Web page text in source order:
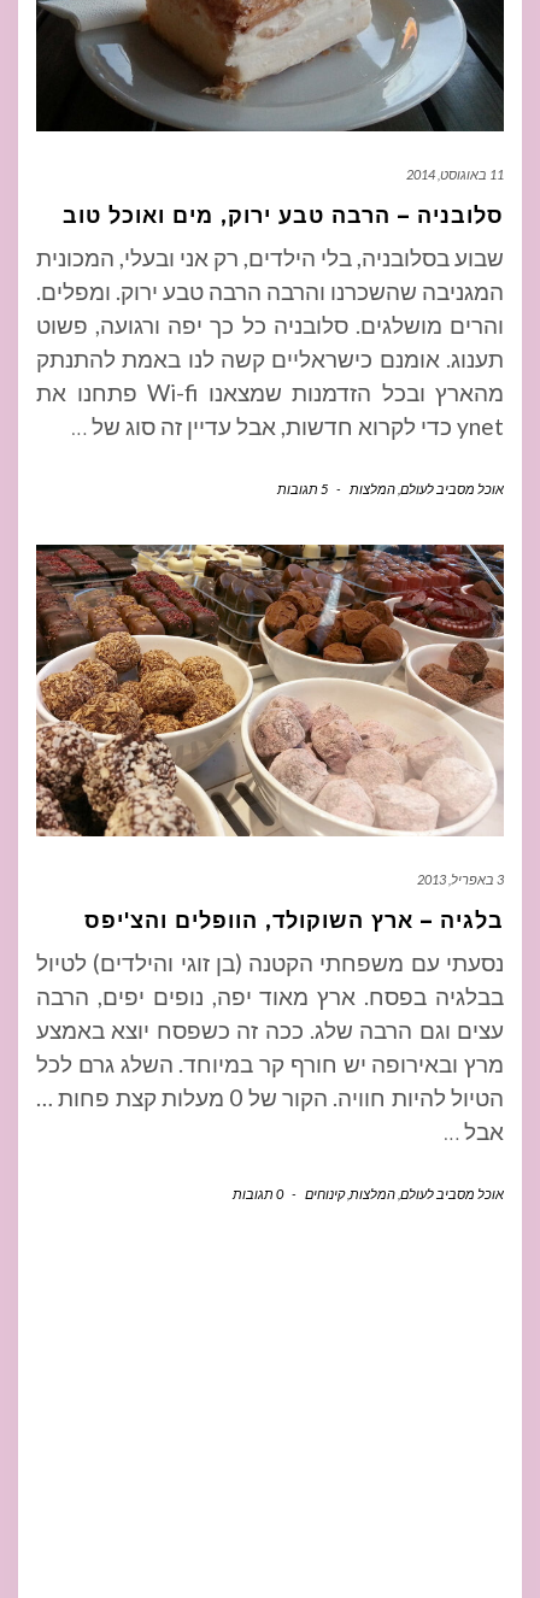
11 באוגוסט, 2014
סלובניה – הרבה טבע ירוק, מים ואוכל טוב
שבוע בסלובניה, בלי הילדים, רק אני ובעלי, המכונית
המגניבה שהשכרנו והרבה הרבה טבע ירוק. ומפלים.
והרים מושלגים. סלובניה כל כך יפה ורגועה, פשוט
תענוג. אומנם כישראליים קשה לנו באמת להתנתק
מהארץ ובכל הזדמנות שמצאנו Wi-fi פתחנו את
ynet כדי לקרוא חדשות, אבל עדיין זה סוג של
…
אוכל מסביב לעולם המלצות - 5 תגובות
3 באפריל, 2013
בלגיה – ארץ השוקולד, הוופלים והצ'יפס
נסעתי עם משפחתי הקטנה (בן זוגי והילדים) לטיול
בבלגיה בפסח. ארץ מאוד יפה, נופים יפים, הרבה
עצים וגם הרבה שלג. ככה זה כשפסח יוצא באמצע
מרץ ובאירופה יש חורף קר במיוחד. השלג גרם לכל
הטיול להיות חוויה. הקור של 0 מעלות קצת פחות …
אבל …
אוכל מסביב לעולם המלצות ,קינוחים - 0 תגובות